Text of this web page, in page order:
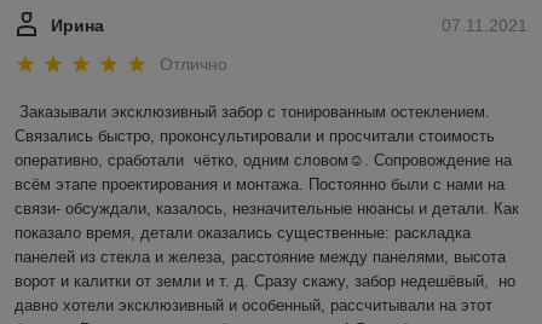
07.11.2021
Ирина
Отлично
Заказывали эксклюзивный забор с тонированным остеклением.
Связались быстро, проконсультировали и просчитали стоимость
оперативно, сработали  чётко, одним словом☺️. Сопровождение на
всём этапе проектирования и монтажа. Постоянно были с нами на
связи- обсуждали, казалось, незначительные нюансы и детали. Как
показало время, детали оказались существенные: раскладка
панелей из стекла и железа, расстояние между панелями, высота
ворот и калитки от земли и т. д. Сразу скажу, забор недешёвый,  но
давно хотели эксклюзивный и особенный, рассчитывали на этот